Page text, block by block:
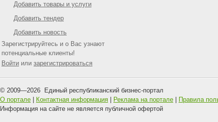
Добавить товары и услуги
Добавить тендер
Добавить новость
Зарегистрируйтесь и о Вас узнают
потенциальные клиенты!
Войти или зарегистрироваться
© 2009—2026 Единый республиканский бизнес-портал
О портале
Контактная информация Реклама на портале
Правила
Информация на сайте не является публичной офертой